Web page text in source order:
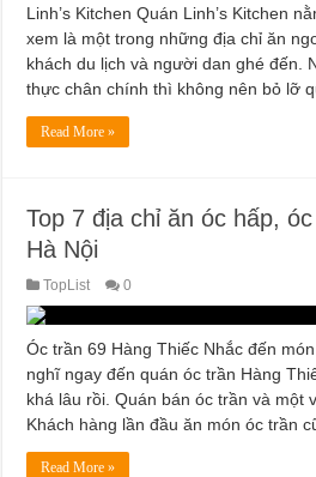
Linh’s Kitchen Quán Linh’s Kitchen
xem là một trong những địa chỉ ăn
khách du lịch và người dan ghé đến.
thực chân chính thì không nên bỏ lỡ
Read More »
Top 7 địa chỉ ăn óc hấp,
Hà Nội
TopList 0
Óc trần 69 Hàng Thiếc Nhắc đến
nghĩ ngay đến quán óc trần Hàng
khá lâu rồi. Quán bán óc trần và một
Khách hàng lần đầu ăn món óc trần
Read More »